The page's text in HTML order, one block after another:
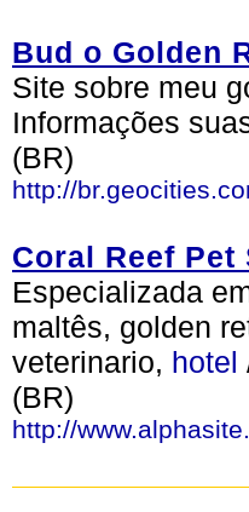
Bud o Golden
Site sobre meu
Informações
(BR)
http://
Coral Reef Pet
Especializada
maltês, golden
veterinario, hotel
(BR)
http://